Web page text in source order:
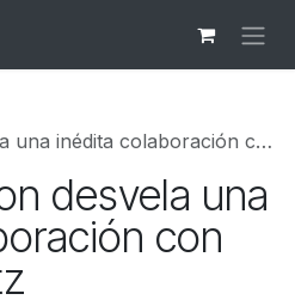
colaboración con Lenny Kravitz
desvela una
con